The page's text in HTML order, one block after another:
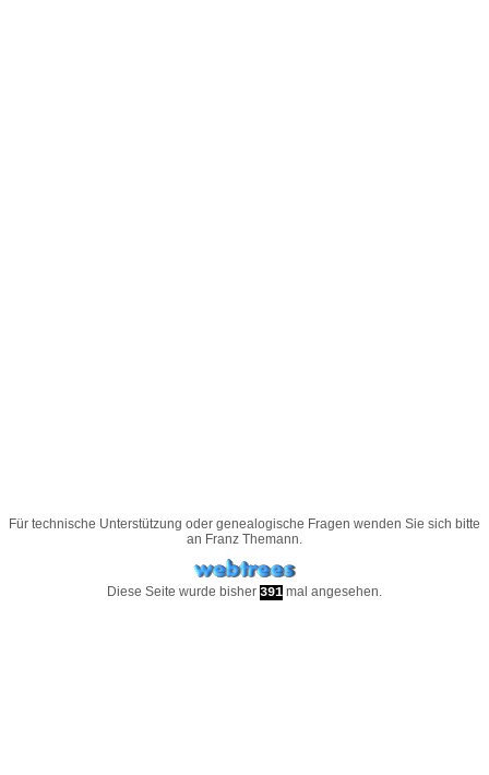
Für technische Unterstützung oder genealogische Fragen wenden Sie sich bitte
an Franz Themann.
Diese Seite wurde bisher 391 mal angesehen.